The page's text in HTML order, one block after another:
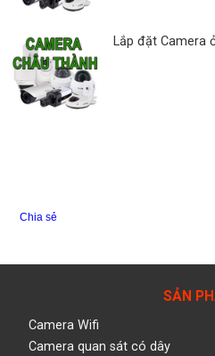
Lắp đặt Camera
Chia sẻ
SẢN
Camera Wifi
Camera quan sát có dây